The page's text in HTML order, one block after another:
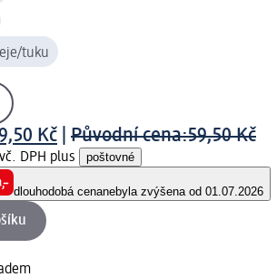
tuku
Kč Původní cena:59,50 Kč
vč. DPH plus poštovné
dlouhodobá cenanebyla zvýšena od 01.07.2026